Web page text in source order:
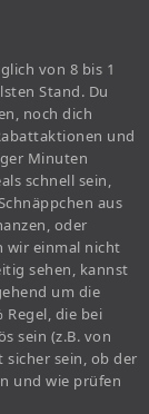
von 8 bis 1
Stand. Du
noch dich
und
Minuten
schnell sein,
aus
oder
wir einmal nicht
sehen, kannst
um die
Regel, die bei
sein (z.B. von
sein, ob der
und wie prüfen